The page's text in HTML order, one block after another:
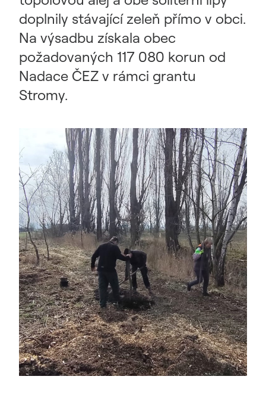
doplnily stávající zeleň přímo v obci.
Na výsadbu získala obec
požadovaných 117 080 korun od
Nadace ČEZ v rámci grantu
Stromy.